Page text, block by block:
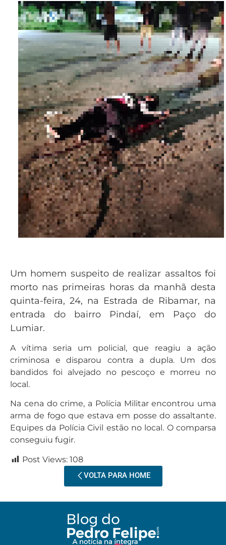
Um homem suspeito de realizar assaltos foi
morto nas primeiras horas da manhã desta
quinta-feira, 24, na Estrada de Ribamar, na
entrada do bairro Pindaí, em Paço do
Lumiar.
A vítima seria um policial, que reagiu a ação
criminosa e disparou contra a dupla. Um dos
bandidos foi alvejado no pescoço e morreu no
local.
Na cena do crime, a Polícia Militar encontrou uma
arma de fogo que estava em posse do assaltante.
Equipes da Polícia Civil estão no local. O comparsa
conseguiu fugir.
Post Views: 108
VOLTA PARA HOME